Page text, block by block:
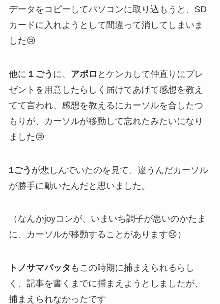
データをコピーしてパソコンに取り込もうと、SD
カードに入れようとして間違って消してしまいま
した😢
他に １ごう に、 アポロ とケンカして仲直りにプレ
ゼントを用意したらしく届けてあげて感想を教え
てて言われ、感想を教えるにカーソルを合したつ
もりが、カーソルが移動して忘れたみたいになり
ました😢
1ごう が悲しんでいたのを見て、違うんだカーソル
が勝手に動いたんだと思いました。
（なんかjoyコンが、いまいち調子が悪いのかたま
に、カーソルが移動することがあります😢）
トノサマバッタ もこの時期に捕まえられるらし
く、記事を書くまでに捕まえようとしましたが、
捕まえられなかったです